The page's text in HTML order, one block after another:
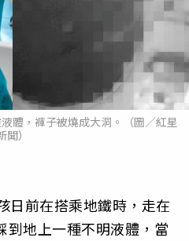
體，褲子被燒成大洞。（圖／紅星
聞）
日前在搭乘地鐵時，走在
到地上一種不明液體，當